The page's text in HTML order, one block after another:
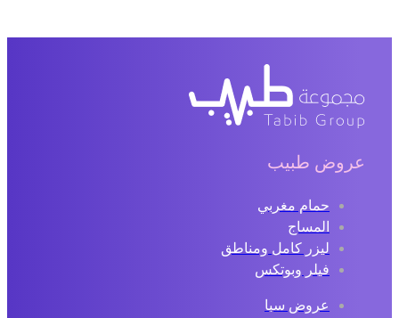
عروض طبيب
حمام مغربي
المساج
ليزر كامل ومناطق
فيلر وبوتكس
عروض سبا